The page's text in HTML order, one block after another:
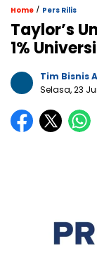
Home / Pers Rilis
Taylor’s
1%
Tim Bisnis
Selasa, 23